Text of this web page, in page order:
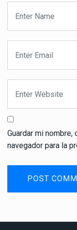
Guardar mi
navegador para la